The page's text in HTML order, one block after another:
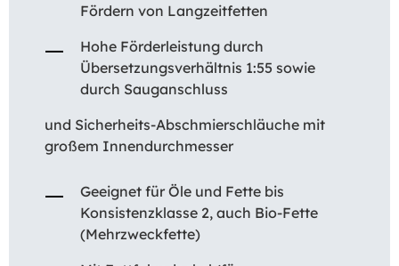
Fördern von Langzeitfetten
Hohe Förderleistung durch
Übersetzungsverhältnis 1:55 sowie
durch Sauganschluss
und Sicherheits-Abschmierschläuche mit
großem Innendurchmesser
Geeignet für Öle und Fette bis
Konsistenzklasse 2, auch Bio-Fette
(Mehrzweckfette)